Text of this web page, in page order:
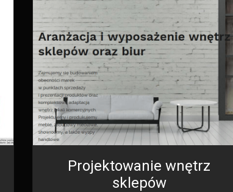
Projektowanie wnętrz
sklepów